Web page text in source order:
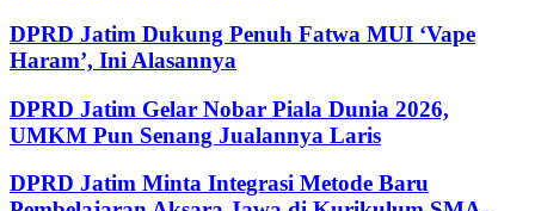
DPRD Jatim Dukung Penuh Fatwa MUI ‘Vape
Haram’, Ini Alasannya
DPRD Jatim Gelar Nobar Piala Dunia 2026,
UMKM Pun Senang Jualannya Laris
DPRD Jatim Minta Integrasi Metode Baru